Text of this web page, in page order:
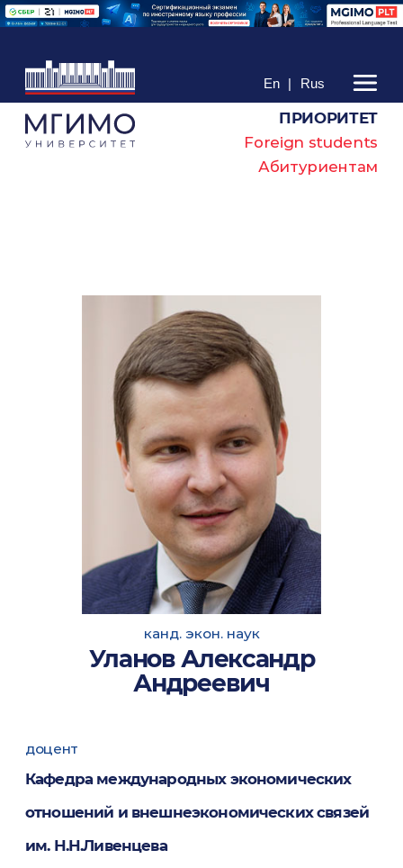
En | Rus
ПРИОРИТЕТ
Foreign students
Абитуриентам
канд. экон. наук
Уланов Александр
Андреевич
доцент
Кафедра международных экономических
отношений и внешнеэкономических связей
им. Н.Н.Ливенцева